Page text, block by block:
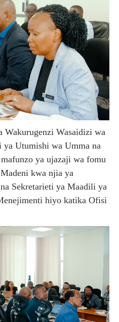
Wakurugenzi Wasaidizi wa
Utumishi wa Umma na
ya ujazaji wa fomu
kwa njia ya
Sekretarieti ya Maadili ya
hiyo katika Ofisi